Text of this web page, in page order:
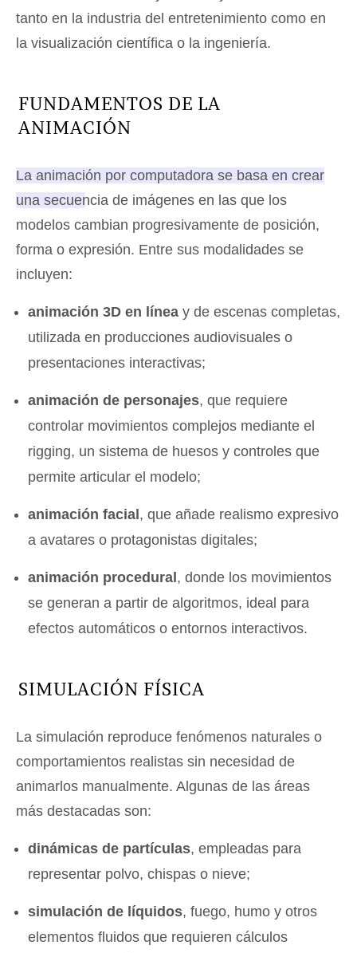
tanto en la industria del entretenimiento como en
la visualización científica o la ingeniería.
FUNDAMENTOS DE LA
ANIMACIÓN
La animación por computadora se basa en crear
una secuencia de imágenes en las que los
modelos cambian progresivamente de posición,
forma o expresión. Entre sus modalidades se
incluyen:
animación 3D en línea y de escenas completas,
utilizada en producciones audiovisuales o
presentaciones interactivas;
animación de personajes, que requiere
controlar movimientos complejos mediante el
rigging, un sistema de huesos y controles que
permite articular el modelo;
animación facial, que añade realismo expresivo
a avatares o protagonistas digitales;
animación procedural, donde los movimientos
se generan a partir de algoritmos, ideal para
efectos automáticos o entornos interactivos.
SIMULACIÓN FÍSICA
La simulación reproduce fenómenos naturales o
comportamientos realistas sin necesidad de
animarlos manualmente. Algunas de las áreas
más destacadas son:
dinámicas de partículas, empleadas para
representar polvo, chispas o nieve;
simulación de líquidos, fuego, humo y otros
elementos fluidos que requieren cálculos